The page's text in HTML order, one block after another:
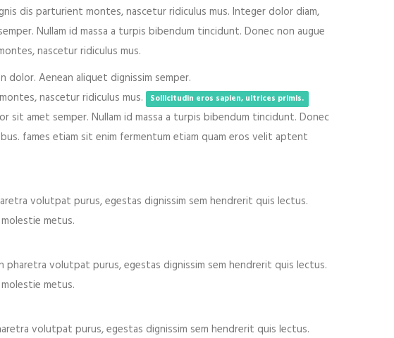
dis parturient montes, nascetur ridiculus mus. Integer dolor diam,
Nullam id massa a turpis bibendum tincidunt. Donec non augue
nascetur ridiculus mus.
Aenean aliquet dignissim semper.
nascetur ridiculus mus. Sollicitudin eros sapien, ultrices primis.
amet semper. Nullam id massa a turpis bibendum tincidunt. Donec
fames etiam sit enim fermentum etiam quam eros velit aptent
volutpat purus, egestas dignissim sem hendrerit quis lectus.
metus.
pharetra volutpat purus, egestas dignissim sem hendrerit quis lectus.
metus.
volutpat purus, egestas dignissim sem hendrerit quis lectus.